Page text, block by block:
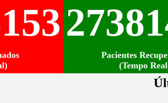
Pacientes
(Tempo